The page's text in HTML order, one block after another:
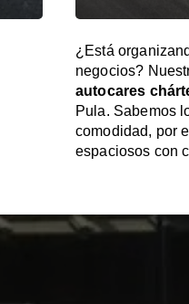
¿Está
negocios?
autocares
Pula. Sabemos
comodidad, por
espaciosos con